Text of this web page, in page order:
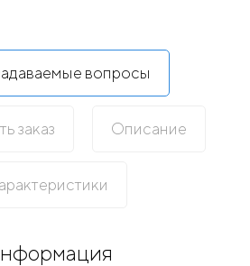
вопросы
заказ Описание